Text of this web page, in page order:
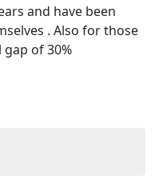
and have been
. Also for those
of 30%